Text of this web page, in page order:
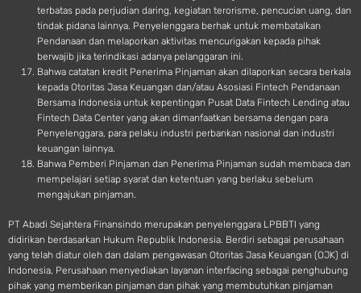
terbatas pada perjudian daring, kegiatan terorisme, pencucian uang, dan
tindak pidana lainnya. Penyelenggara berhak untuk membatalkan
Pendanaan dan melaporkan aktivitas mencurigakan kepada pihak
berwajib jika terindikasi adanya pelanggaran ini.
Bahwa catatan kredit Penerima Pinjaman akan dilaporkan secara berkala
kepada Otoritas Jasa Keuangan dan/atau Asosiasi Fintech Pendanaan
Bersama Indonesia untuk kepentingan Pusat Data Fintech Lending atau
Fintech Data Center yang akan dimanfaatkan bersama dengan para
Penyelenggara, para pelaku industri perbankan nasional dan industri
keuangan lainnya.
Bahwa Pemberi Pinjaman dan Penerima Pinjaman sudah membaca dan
mempelajari setiap syarat dan ketentuan yang berlaku sebelum
mengajukan pinjaman.
PT Abadi Sejahtera Finansindo merupakan penyelenggara LPBBTI yang
didirikan berdasarkan Hukum Republik Indonesia. Berdiri sebagai perusahaan
yang telah diatur oleh dan dalam pengawasan Otoritas Jasa Keuangan (OJK) di
Indonesia, Perusahaan menyediakan layanan interfacing sebagai penghubung
pihak yang memberikan pinjaman dan pihak yang membutuhkan pinjaman